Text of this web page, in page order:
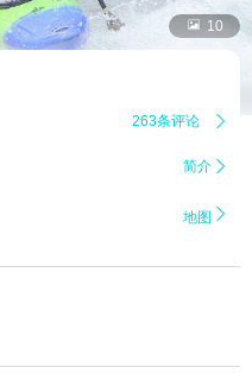
 10
263条评论 
简介 
地图 